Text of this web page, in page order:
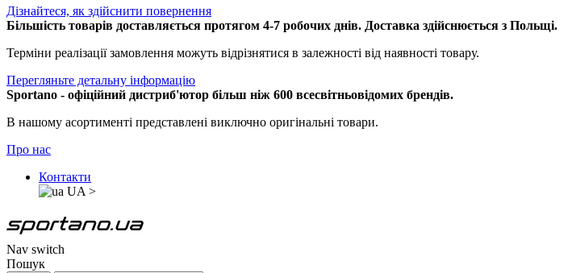
Дізнайтеся, як здійснити повернення
Більшість товарів доставляється протягом 4-7 робочих днів. Доставка здійснюється з Польщі.
Терміни реалізації замовлення можуть відрізнятися в залежності від наявності товару.
Перегляньте детальну інформацію
Sportano - офіційний дистриб'ютор більш ніж 600 всесвітньовідомих брендів.
В нашому асортименті представлені виключно оригінальні товари.
Про нас
Контакти
UA >
Nav switch
Пошук